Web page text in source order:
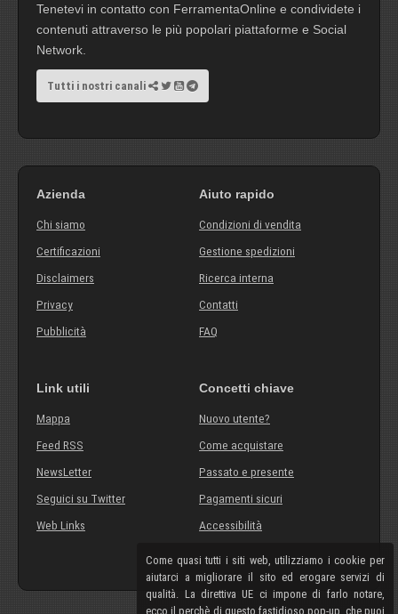
Come quasi tutti i siti web, utilizziamo i cookie per
aiutarci a migliorare il sito ed erogare servizi di
qualità. La direttiva UE ci impone di farlo notare,
ecco il perchè di questo fastidioso pop-up, che puoi
Tenetevi in contatto con FerramentaOnline e condividete i
contenuti attraverso le più popolari piattaforme e Social
Network.
Tutti i nostri canali
Azienda
Chi siamo
Certificazioni
Disclaimers
Privacy
Pubblicità
Aiuto rapido
Condizioni di vendita
Gestione spedizioni
Ricerca interna
Contatti
FAQ
Link utili
Mappa
Feed RSS
NewsLetter
Seguici su Twitter
Web Links
Concetti chiave
Nuovo utente?
Come acquistare
Passato e presente
Pagamenti sicuri
Accessibilità